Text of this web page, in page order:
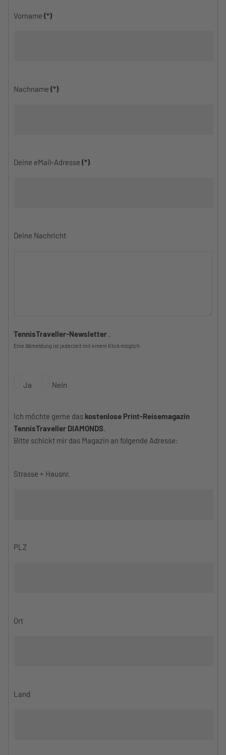
Vorname (*)
Nachname (*)
Deine eMail-Adresse (*)
Deine Nachricht
TennisTraveller-Newsletter .
Eine Abmeldung ist jederzeit mit einem Klick möglich.
Ja Nein
Ich möchte gerne das kostenlose Print-Reisemagazin
TennisTraveller DIAMONDS
Bitte schickt mir das Magazin an folgende Adresse:
Strasse + Hausnr.
PLZ
Ort
Land